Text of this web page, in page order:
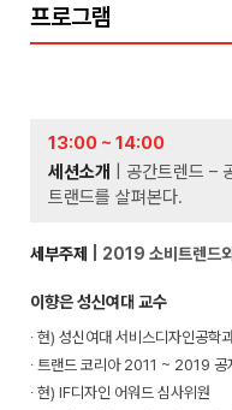
프로그램
13:00 ~ 14:00
세션소개
| 공간트렌드 –
트랜드를 살펴본다.
세부주제 | 2019 소비트렌드
이향은 성신여대 교수
∙ 현) 성신여대 서비스디자인공학
∙ 트랜드 코리아 2011 ~ 2019 공
∙ 현) IF디자인 어워드 심사위원